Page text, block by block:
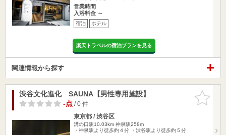
営業時間
入浴料金 ～
宿泊 ホテル
楽天トラベルの宿泊プランを見る
関連情報から探す
お気に入
りに追加
渋谷文化進化 SAUNA【男性専用施設】
-点/ 0 件
東京都 / 渋谷区
溝の口駅10.03km 神泉駅258m
・神泉駅より徒歩約４分 ・渋谷駅より徒歩約５分